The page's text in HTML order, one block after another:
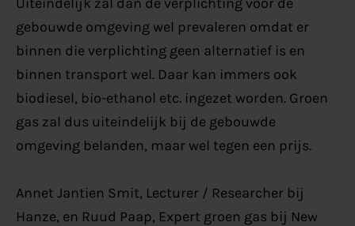
gebouwde omgeving wel prevaleren omdat er
binnen die verplichting geen alternatief is en
binnen transport wel. Daar kan immers ook
biodiesel, bio-ethanol etc. ingezet worden. Groen
gas zal dus uiteindelijk bij de gebouwde
omgeving belanden, maar wel tegen een prijs.
Annet Jantien Smit, Lecturer / Researcher bij
Hanze, en Ruud Paap, Expert groen gas bij New